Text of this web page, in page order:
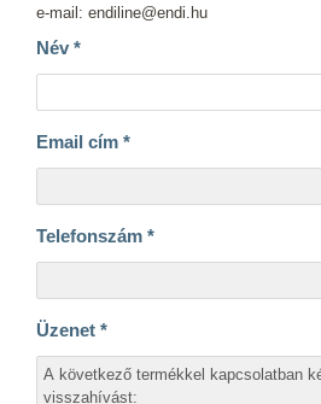
e-mail: endiline@endi.hu
Név *
Email cím *
Telefonszám *
Üzenet *